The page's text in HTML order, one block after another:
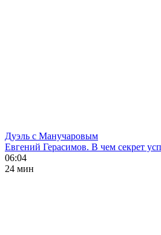
Дуэль с Манучаровым
Евгений Герасимов. В чем секрет
06:04
24 мин